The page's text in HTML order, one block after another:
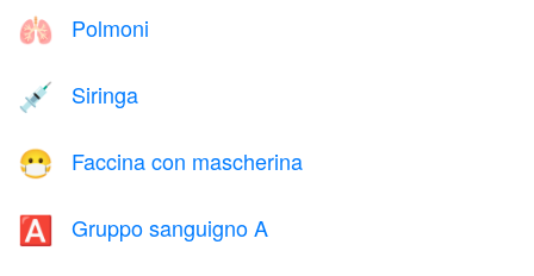
🫁 Polmoni
💉 Siringa
😷 Faccina con mascherina
🅰️ Gruppo sanguigno A